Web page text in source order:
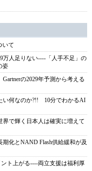
いて
万人足りない----「人手不足」の
姿
の2029年予測から考える
い何なのか?!! 10分でわかるAI
で輝く日本人は確実に増えて
化とNAND Flash供給緩和が及
ト上がる----両立支援は福利厚